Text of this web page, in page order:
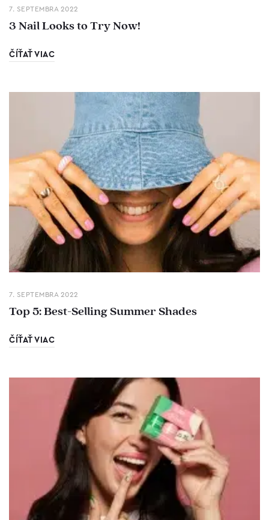
7. SEPTEMBRA 2022
3 Nail Looks to Try Now!
ČÍŤAŤ VIAC
7. SEPTEMBRA 2022
Top 5: Best-Selling Summer Shades
ČÍŤAŤ VIAC